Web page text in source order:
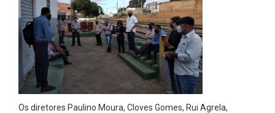
Os diretores Paulino Moura, Cloves Gomes, Rui Agrela,